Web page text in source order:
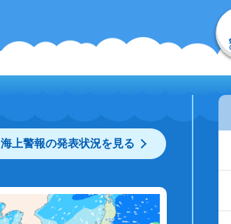
海上警報の発表状況を見る